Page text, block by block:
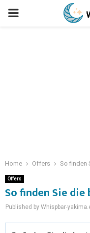
PRIMARY
Home Offers So finden
Offers
So finden Sie
Published by Whispbar-